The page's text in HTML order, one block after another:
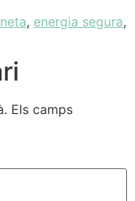
, energia segura,
Els camps